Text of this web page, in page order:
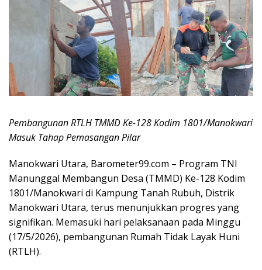
Pembangunan RTLH TMMD Ke-128 Kodim 1801/Manokwari
Masuk Tahap Pemasangan Pilar
‎Manokwari Utara, Barometer99.com – Program TNI
Manunggal Membangun Desa (TMMD) Ke-128 Kodim
1801/Manokwari di Kampung Tanah Rubuh, Distrik
Manokwari Utara, terus menunjukkan progres yang
signifikan. Memasuki hari pelaksanaan pada Minggu
(17/5/2026), pembangunan Rumah Tidak Layak Huni
(RTLH).